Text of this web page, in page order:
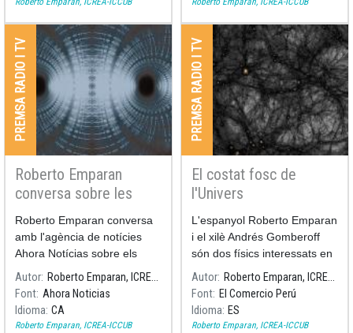
PREMSA RADIO I TV
Roberto Emparan
conversa sobre les
màquines del temps i
els viatges al passat
Roberto Emparan conversa
amb l'agència de notícies
Ahora Notícias sobre els
forats negres
Autor
Roberto Emparan, ICREA-ICCUB
Font Ahora Noticias
Idioma CA
Roberto Emparan, ICREA-ICCUB
PREMSA RADIO I TV
El costat fosc de
l'Univers
L'espanyol Roberto Emparan
i el xilè Andrés Gomberoff
són dos físics interessats en
difondre allò que per a molts
és inexplicable: la naturalesa
de l'univers. Tots dos
participaran en el Hay
Autor
Roberto Emparan, ICREA-ICCUB
Font El Comercio Perú
Idioma ES
Roberto Emparan, ICREA-ICCUB